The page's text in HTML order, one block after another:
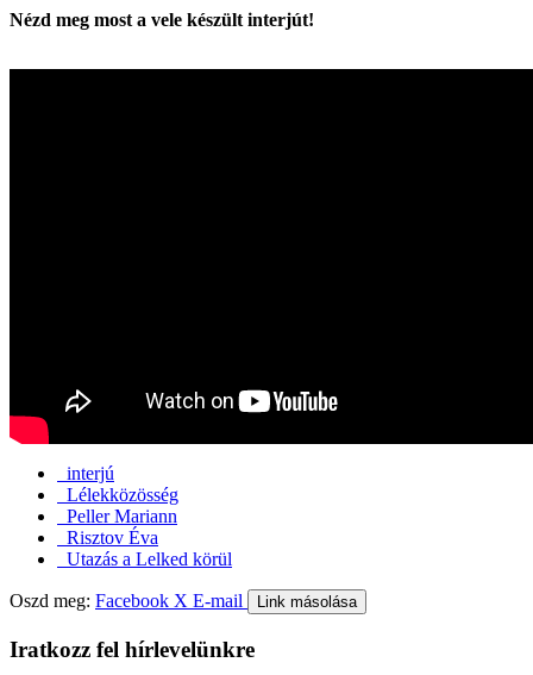
Nézd meg most a vele készült interjút!
interjú
Lélekközösség
Peller Mariann
Risztov Éva
Utazás a Lelked körül
Oszd meg: Facebook X E-mail Link másolása
Iratkozz fel hírlevelünkre